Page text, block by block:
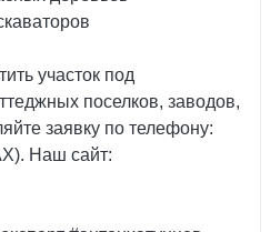
участок под
поселков, заводов,
заявку по телефону:
Наш сайт: